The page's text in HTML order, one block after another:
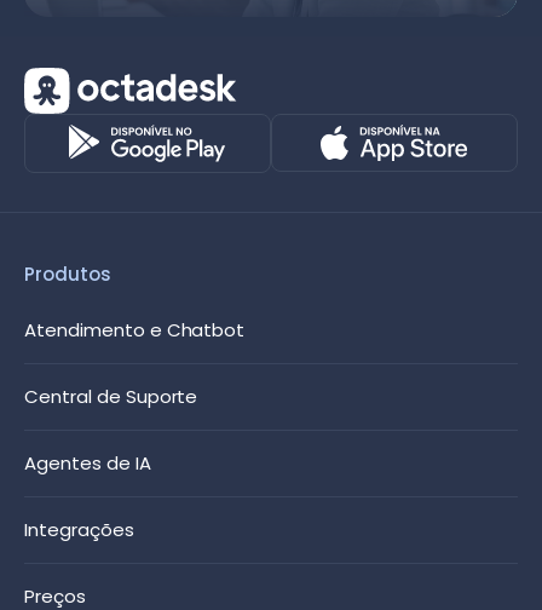
Produtos
Atendimento e Chatbot
Central de Suporte
Agentes de IA
Integrações
Preços